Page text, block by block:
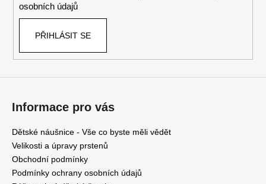
osobních údajů
PŘIHLÁSIT SE
Informace pro vás
Dětské náušnice - Vše co byste měli vědět
Velikosti a úpravy prstenů
Obchodní podmínky
Podmínky ochrany osobních údajů